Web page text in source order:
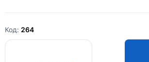
Код: 264